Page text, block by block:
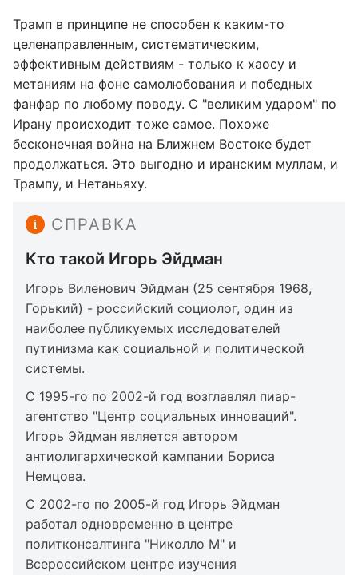
Трамп в принципе не способен к каким-то
целенаправленным, систематическим,
эффективным действиям - только к хаосу и
метаниям на фоне самолюбования и победных
фанфар по любому поводу. С "великим ударом" по
Ирану происходит тоже самое. Похоже
бесконечная война на Ближнем Востоке будет
продолжаться. Это выгодно и иранским муллам, и
Трампу, и Нетаньяху.
СПРАВКА
Кто такой Игорь Эйдман
Игорь Виленович Эйдман (25 сентября 1968,
Горький) - российский социолог, один из
наиболее публикуемых исследователей
путинизма как социальной и политической
системы.
С 1995-го по 2002-й год возглавлял пиар-
агентство "Центр социальных инноваций".
Игорь Эйдман является автором
антиолигархической кампании Бориса
Немцова.
С 2002-го по 2005-й год Игорь Эйдман
работал одновременно в центре
политконсалтинга "Николло М" и
Всероссийском центре изучения